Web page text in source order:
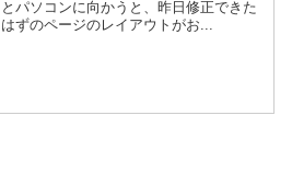
とパソコンに向かうと、昨日修正できた
はずのページのレイアウトがお...